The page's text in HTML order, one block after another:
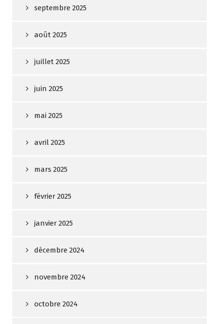
septembre 2025
août 2025
juillet 2025
juin 2025
mai 2025
avril 2025
mars 2025
février 2025
janvier 2025
décembre 2024
novembre 2024
octobre 2024